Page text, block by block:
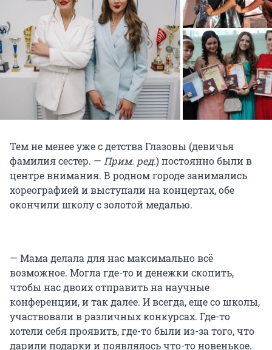
Тем не менее уже с детства Глазовы (девичья
фамилия сестер. — Прим. ред.) постоянно были в
центре внимания. В родном городе занимались
хореографией и выступали на концертах, обе
окончили школу с золотой медалью.
— Мама делала для нас максимально всё
возможное. Могла где-то и денежки скопить,
чтобы нас двоих отправить на научные
конференции, и так далее. И всегда, еще со школы,
участвовали в различных конкурсах. Где-то
хотели себя проявить, где-то были из-за того, что
дарили подарки и появлялось что-то новенькое.